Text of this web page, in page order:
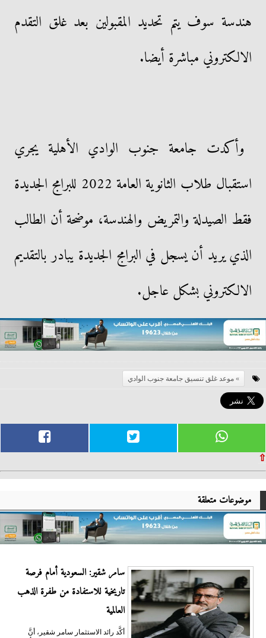
هندسة سوف يتم تحديد المقبولين بعد غلق التقدم
الالكتروني مباشرة أيضا.
وأكدت جامعة جنوب الوادي الأهلية يجري
استقبال طلاب الثانوية العامة 2022 للبرامج الجديدة
فقط الصيدلة والتمريض والهندسة، موضحة أن الطالب
الذي يريد أن يسجل في البرامج الجديدة يبادر بالتقديم
الالكتروني بشكل عاجل.
موعد غلق تنسيق جامعة جنوب الوادي
⇧
موضوعات متعلقة
سامر شقير: السعودية أمام فرصة
تاريخية للاستفادة من طفرة الذهب
العالمية
أكَّد رائد الاستثمار سامر شقير، أنَّ